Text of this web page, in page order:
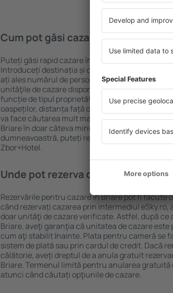
Cum pot găsi cazare în Briare?
Puteți găsi rapid cazare în Briare folosind un
Introduceți destinația și datele de check-in și
ați ales numărul de persoane, motorul de căutare
unităţile de cazare disponibile în Briare.
funcție de tipul proprietăţii, numărul de stele,
oaspeților, distanța față de centru și opțiunea de
va face căutarea mult mai ușoară. Astfel veți
Briare în doar câteva minute. În funcție de
dumneavoastră, puteți rezerva doar cazare sau
Zbor+Hotel.
Unde pot rezerva cazare în Briare?
Rezervările pentru cazare în Briare pot fi făcute
când rezervați cazarea prin intermediul eSky.ro,
doar unităţi de cazare verificate. Astfel, după ce
Briare, aveţi garanţia că unitatea de cazare este
cum aţi stabilit ȋnainte. Plata pentru cameră se
sistem de plată sau prin cardul de credit. Dacă
călătorie, aveți dreptul de a anula gratuit
Briare. Termenul limită pentru anularea
atunci când căutați opţiunile de cazare.